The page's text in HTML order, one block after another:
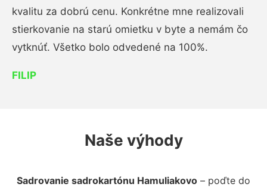
kvalitu za dobrú cenu. Konkrétne mne realizovali
stierkovanie na starú omietku v byte a nemám čo
vytknúť. Všetko bolo odvedené na 100%.
FILIP
Naše výhody
Sadrovanie sadrokartónu Hamuliakovo – poďte do